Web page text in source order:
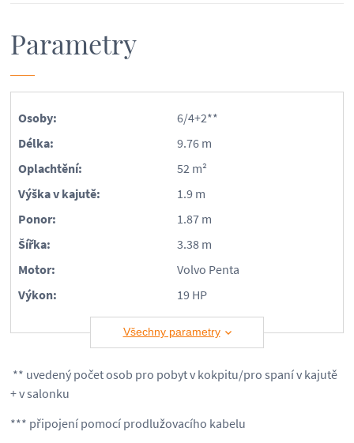
Parametry
Osoby:
6/4+2**
Délka:
9.76 m
Oplachtění:
52 m²
Výška v kajutě:
1.9 m
Ponor:
1.87 m
Šířka:
3.38 m
Motor:
Volvo Penta
Výkon:
19 HP
Všechny parametry
** uvedený počet osob pro pobyt v kokpitu/pro spaní v kajutě
+ v salonku
*** připojení pomocí prodlužovacího kabelu